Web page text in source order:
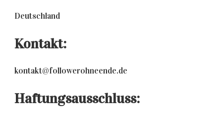
Deutschland
Kontakt:
kontakt@followerohneende.de
Haftungsausschluss: